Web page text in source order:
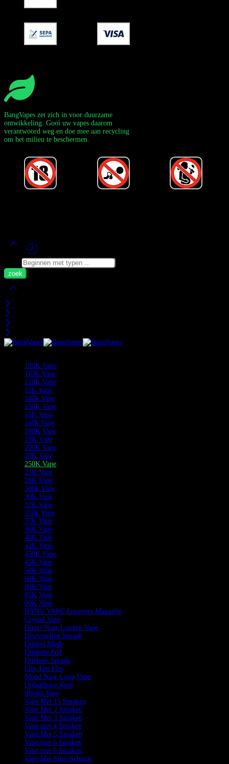
BangVapes zet zich in voor duurzame
ontwikkeling. Gooi uw vapes daarom
verantwoord weg en doe mee aan recycling
om het milieu te beschermen.
100K Vape
110K Vape
120K Vape
12K Vape
140k Vape
150K Vape
15K Vape
160k Vape
180K Vape
18K Vape
200K Vape
20K Vape
250K Vape
25K Vape
28K Vape
300k Vape
30K Vape
32K Vape
350k Vape
35K Vape
36K Vape
40K Vape
42K Vape
450K Vape
45K Vape
50K Vape
60K Vape
80K Vape
85K Vape
90K Vape
BANG VAPE Europees Magazijn
Crystal Vape
Direct Naar Longen Vape
Drievoudige Smaak
Dubbel Mesh
Dubbele Pod
Dubbele Smaak
Flip Top Fles
Mond Naar Long Vape
Oplaadbare Vape
Shisha Vape
Vape Met 15 Smaken
Vape Met 2 Smaken
Vape Met 3 Smaken
Vape met 4 Smaken
Vape Met 5 Smaken
Vape met 6 Smaken
Vape met 8 Smaken
Vape Met Slim Scherm